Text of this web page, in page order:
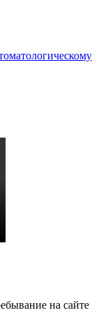
на сайте